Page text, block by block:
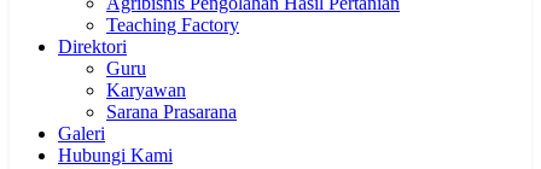
Teaching Factory
Direktori
Guru
Karyawan
Sarana Prasarana
Galeri
Hubungi Kami